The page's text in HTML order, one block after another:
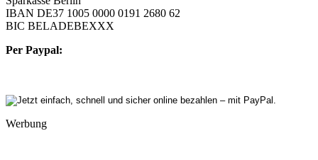
IBAN DE37 1005 0000 0191 2680 62
BIC BELADEBEXXX
Per Paypal:
Werbung